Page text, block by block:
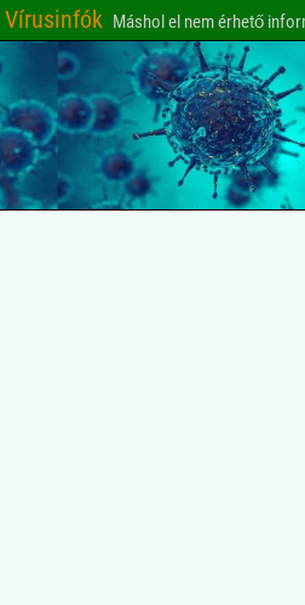
Vírusinfók Máshol el nem érhető